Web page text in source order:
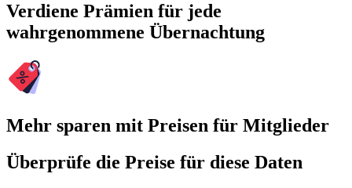
Verdiene Prämien für jede
wahrgenommene Übernachtung
Mehr sparen mit Preisen für Mitglieder
Überprüfe die Preise für diese Daten